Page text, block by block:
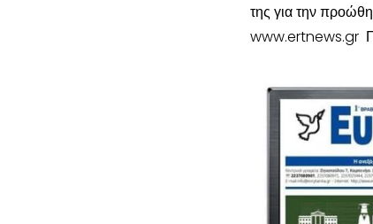
της για την
www.ertnews.gr